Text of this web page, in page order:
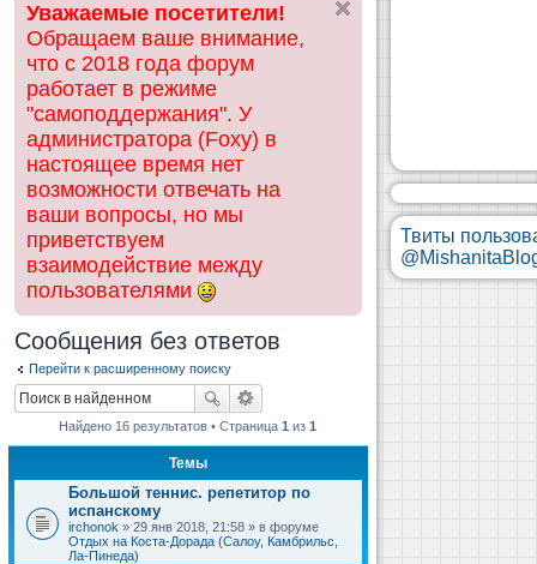
ск
Уважаемые посетители!
Обращаем ваше внимание,
что с 2018 года форум
работает в режиме
"самоподдержания". У
администратора (Foxy) в
настоящее время нет
возможности отвечать на
ваши вопросы, но мы
приветствуем
взаимодействие между
пользователями
Сообщения без ответов
Перейти к расширенному поиску
Найдено 16 результатов • Страница1 из1
Темы
Большой теннис. репетитор по
испанскому
irchonok » 29 янв 2018, 21:58 » в форуме
Отдых на Коста-Дорада (Салоу, Камбрильс,
Ла-Пинеда)
Твиты